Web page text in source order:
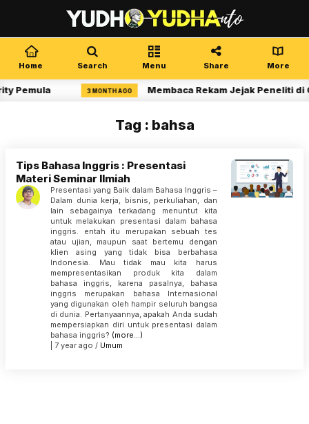
Home Search Menu Share More
Pemula 3 MONTH AGO Membaca Rekam Jejak Peneliti di
Tag : bahsa
Tips Bahasa Inggris : Presentasi
Materi Seminar Ilmiah
Presentasi yang Baik dalam Bahasa Inggris –
Dalam dunia kerja, bisnis, perkuliahan, dan
lain sebagainya terkadang menuntut kita
untuk melakukan presentasi dalam bahasa
inggris. entah itu merupakan sebuah tes
atau ujian, maupun saat bertemu dengan
klien asing yang tidak bisa berbahasa
Indonesia. Mau tidak mau kita harus
mempresentasikan produk kita dalam
bahasa inggris, karena pasalnya, bahasa
inggris merupakan bahasa Internasional
yang digunakan oleh hampir seluruh bangsa
di dunia. Pertanyaannya, apakah Anda sudah
mempersiapkan diri untuk presentasi dalam
bahasa inggris? (more…)
| 7 year ago / Umum